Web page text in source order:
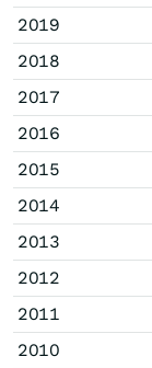
2019
2018
2017
2016
2015
2014
2013
2012
2011
2010